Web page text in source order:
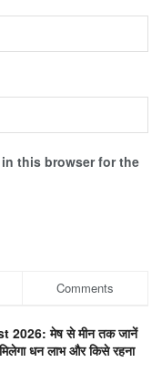
this browser for the
Comments
मेष से मीन तक जानें
धन लाभ और किसे रहना